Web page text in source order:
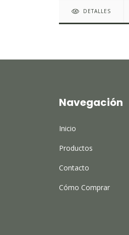
DETALLES
Navegación
Inicio
Productos
Contacto
Cómo Comprar